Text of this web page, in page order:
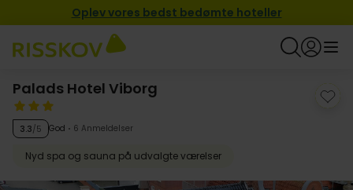
Oplev vores bedst bedømte hoteller
Palads Hotel Viborg
3.3/5 God 6 Anmeldelser
Nyd spa og sauna på udvalgte værelser